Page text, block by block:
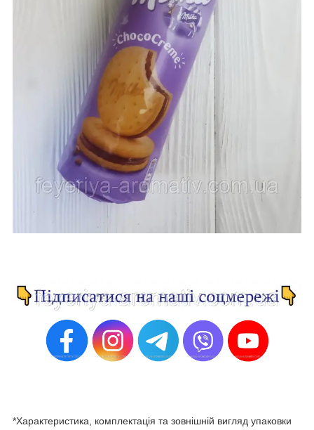
*Характеристика, комплектація та зовнішній вигляд упаковки